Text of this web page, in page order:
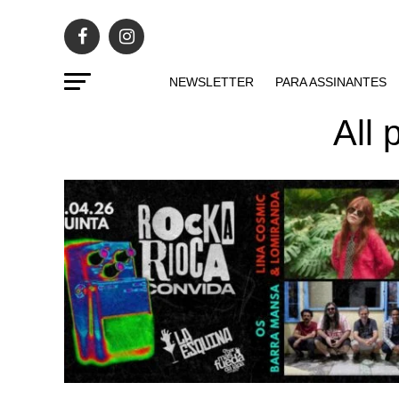
NEWSLETTER PARA ASSINANTES
All